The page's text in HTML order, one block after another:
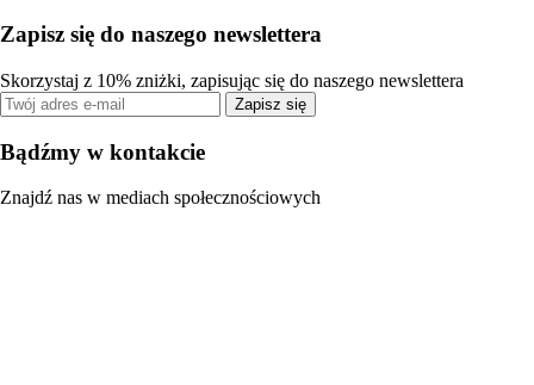
Zapisz się do naszego newslettera
Skorzystaj z 10% zniżki, zapisując się do naszego newslettera
Zapisz się
Bądźmy w kontakcie
Znajdź nas w mediach społecznościowych